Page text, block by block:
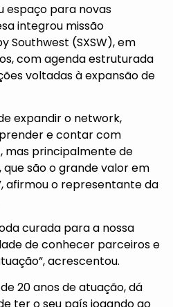
espaço para novas
integrou missão
Southwest (SXSW), em
com agenda estruturada
voltadas à expansão de
expandir o network,
e contar com
mas principalmente de
são o grande valor em
afirmou o representante da
curada para a nossa
de conhecer parceiros e
acrescentou.
20 anos de atuação, dá